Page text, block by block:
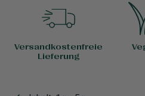
Versandkostenfreie
Lieferung